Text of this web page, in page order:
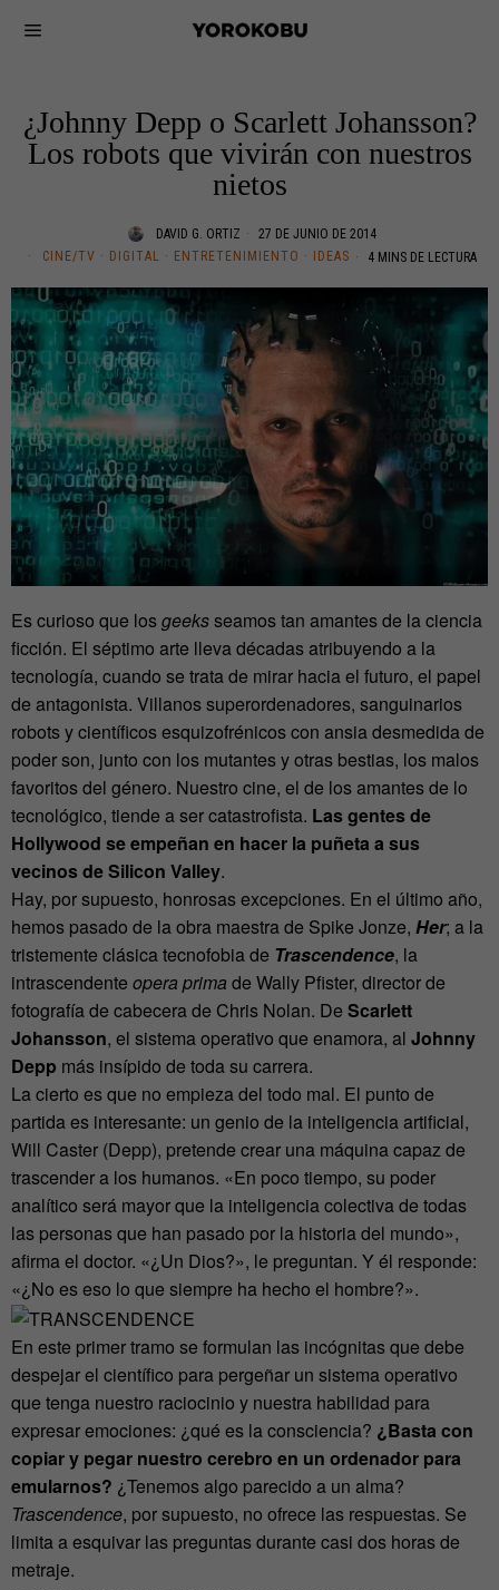
¿Johnny Depp o Scarlett Johansson?
Los robots que vivirán con nuestros
nietos
DAVID G. ORTIZ
27 DE JUNIO DE 2014
CINE/TV · DIGITAL · ENTRETENIMIENTO · IDEAS 4 MINS DE LECTURA
Es curioso que losgeeksseamos tan amantes de la ciencia
ficción. El séptimo arte lleva décadas atribuyendo a la
tecnología, cuando se trata de mirar hacia el futuro, el papel
de antagonista. Villanos superordenadores, sanguinarios
robots y científicos esquizofrénicos con ansia desmedida de
poder son, junto con los mutantes y otras bestias, los malos
favoritos del género. Nuestro cine, el de los amantes de lo
tecnológico, tiende a ser catastrofista. Las gentes de
Hollywood se empeñan en hacer la puñeta a sus
vecinos de Silicon Valley.
Hay, por supuesto, honrosas excepciones. En el último año,
hemos pasado de la obra maestra de Spike Jonze, Her; a la
tristemente clásica tecnofobia de Trascendence, la
intrascendente opera prima de Wally Pfister, director de
fotografía de cabecera de Chris Nolan. De Scarlett
Johansson, el sistema operativo que enamora, al Johnny
Depp más insípido de toda su carrera.
La cierto es que no empieza del todo mal. El punto de
partida es interesante: un genio de la inteligencia artificial,
Will Caster (Depp), pretende crear una máquina capaz de
trascender a los humanos. «En poco tiempo, su poder
analítico será mayor que la inteligencia colectiva de todas
las personas que han pasado por la historia del mundo»,
afirma el doctor. «¿Un Dios?», le preguntan. Y él responde:
«¿No es eso lo que siempre ha hecho el hombre?».
En este primer tramo se formulan las incógnitas que debe
despejar el científico para pergeñar un sistema operativo
que tenga nuestro raciocinio y nuestra habilidad para
expresar emociones: ¿qué es la consciencia? ¿Basta con
copiar y pegar nuestro cerebro en un ordenador para
emularnos? ¿Tenemos algo parecido a un alma?
Trascendence, por supuesto, no ofrece las respuestas. Se
limita a esquivar las preguntas durante casi dos horas de
metraje.